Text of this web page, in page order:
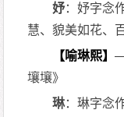
妤：妤字念
慧、貌美如花、
【喻琳熙】
壤壤》
琳：琳字念